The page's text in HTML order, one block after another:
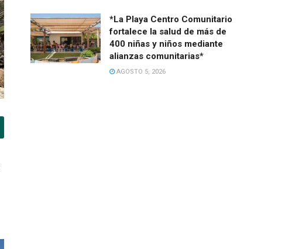
*La Playa Centro Comunitario
fortalece la salud de más de
400 niñas y niños mediante
alianzas comunitarias*
AGOSTO 5, 2026